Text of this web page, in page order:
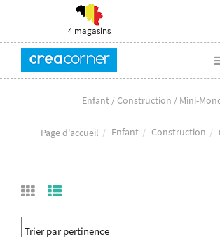
4 magasins
Enfant / Construction / Mini-
Page d'accueil Enfant Construction